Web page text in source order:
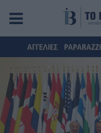
ΑΓΓΕΛΙΕΣ PAPARAZZI